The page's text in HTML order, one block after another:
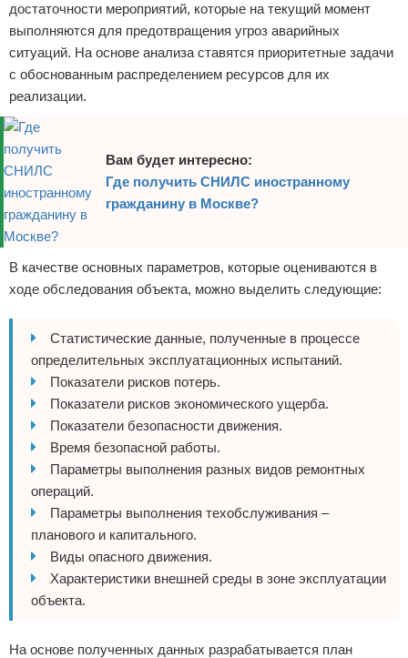
достаточности мероприятий, которые на текущий момент
выполняются для предотвращения угроз аварийных
ситуаций. На основе анализа ставятся приоритетные задачи
с обоснованным распределением ресурсов для их
реализации.
Вам будет интересно:
Где получить СНИЛС иностранному
гражданину в Москве?
В качестве основных параметров, которые оцениваются в
ходе обследования объекта, можно выделить следующие:
Статистические данные, полученные в процессе
определительных эксплуатационных испытаний.
Показатели рисков потерь.
Показатели рисков экономического ущерба.
Показатели безопасности движения.
Время безопасной работы.
Параметры выполнения разных видов ремонтных
операций.
Параметры выполнения техобслуживания –
планового и капитального.
Виды опасного движения.
Характеристики внешней среды в зоне эксплуатации
объекта.
На основе полученных данных разрабатывается план